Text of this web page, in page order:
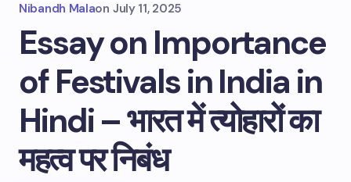
Nibandh Malaon July 11, 2025
Essay on Importance
of Festivals in India in
Hindi – भारत में त्योहारों का
महत्व पर निबंध